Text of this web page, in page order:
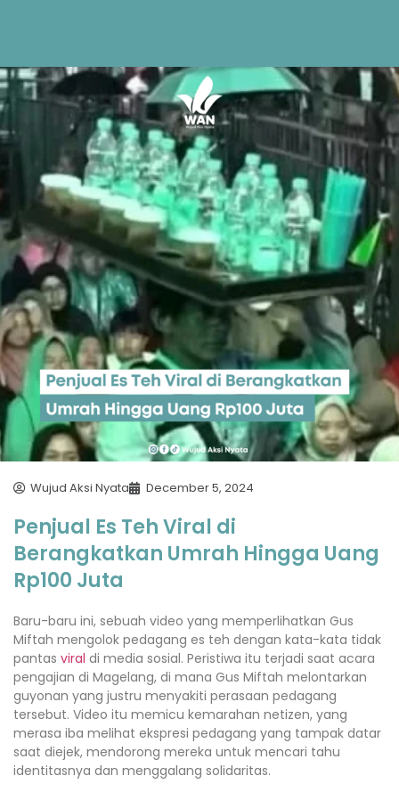
Wujud Aksi Nyata December 5, 2024
Penjual Es Teh Viral di
Berangkatkan Umrah Hingga Uang
Rp100 Juta
Baru-baru ini, sebuah video yang memperlihatkan Gus
Miftah mengolok pedagang es teh dengan kata-kata tidak
pantas viral di media sosial. Peristiwa itu terjadi saat acara
pengajian di Magelang, di mana Gus Miftah melontarkan
guyonan yang justru menyakiti perasaan pedagang
tersebut. Video itu memicu kemarahan netizen, yang
merasa iba melihat ekspresi pedagang yang tampak datar
saat diejek, mendorong mereka untuk mencari tahu
identitasnya dan menggalang solidaritas.